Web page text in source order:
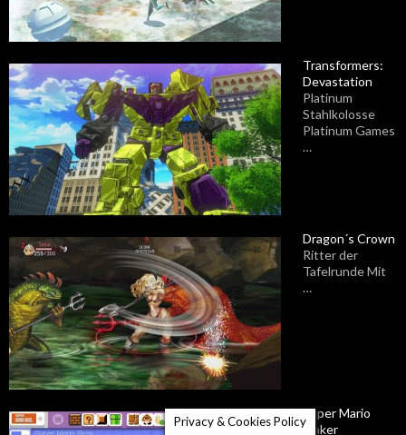
Transformers:
Devastation
Platinum
Stahlkolosse
Platinum Games
…
Dragon´s Crown
Ritter der
Tafelrunde Mit
…
Super Mario
Maker
Privacy & Cookies Policy